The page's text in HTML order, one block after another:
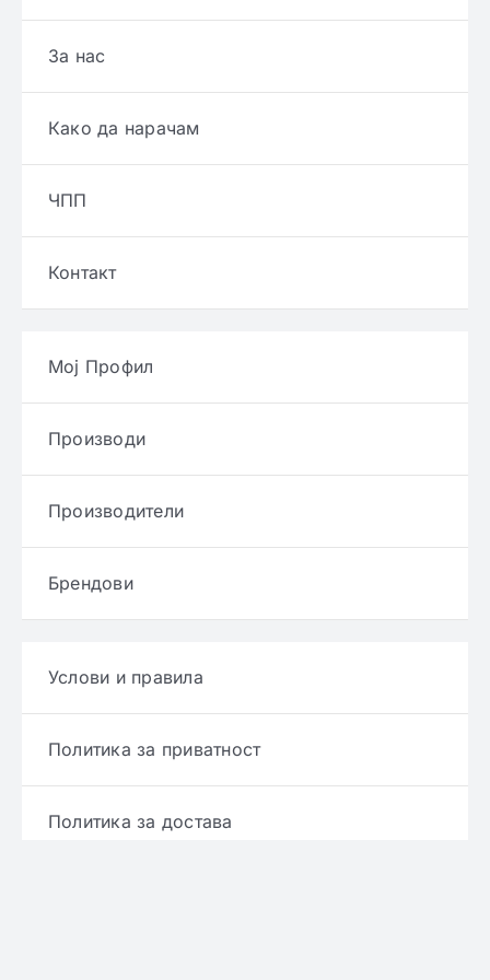
За нас
Како да нарачам
ЧПП
Контакт
Мој Профил
Производи
Производители
Брендови
Услови и правила
Политика за приватност
Политика за достава